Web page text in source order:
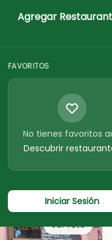
Iniciar Sesion
Agregar
FAVORITOS
No tienes favoritos
Descubrir
Iniciar Sesión
Ver foto